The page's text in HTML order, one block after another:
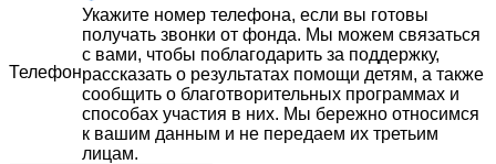
Телефон
Укажите номер телефона, если вы готовы
получать звонки от фонда. Мы можем связаться
с вами, чтобы поблагодарить за поддержку,
рассказать о результатах помощи детям, а также
сообщить о благотворительных программах и
способах участия в них. Мы бережно относимся
к вашим данным и не передаем их третьим
лицам.